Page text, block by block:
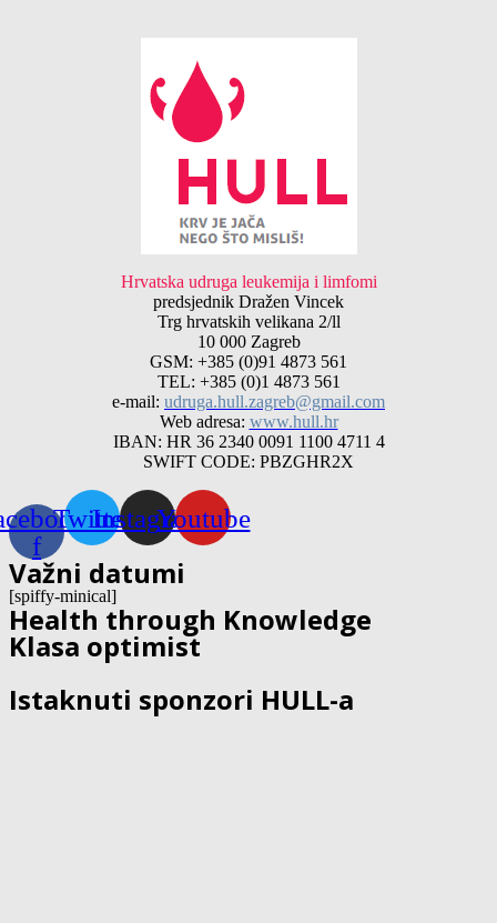
Hrvatska udruga leukemija i limfomi
predsjednik Dražen Vincek
Trg hrvatskih velikana 2/ll
10 000 Zagreb
GSM: +385 (0)91 4873 561
TEL: +385 (0)1 4873 561
e-mail: udruga.hull.zagreb@gmail.com
Web adresa: www.hull.hr
IBAN: HR 36 2340 0091 1100 4711 4
SWIFT CODE: PBZGHR2X
f
TwitterInstagramYoutube
Važni datumi
[spiffy-minical]
Health through Knowledge
Klasa optimist
Istaknuti sponzori HULL-a